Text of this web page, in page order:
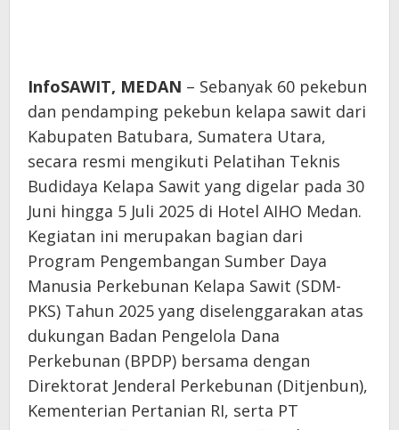
InfoSAWIT, MEDAN – Sebanyak 60 pekebun
dan pendamping pekebun kelapa sawit dari
Kabupaten Batubara, Sumatera Utara,
secara resmi mengikuti Pelatihan Teknis
Budidaya Kelapa Sawit yang digelar pada 30
Juni hingga 5 Juli 2025 di Hotel AIHO Medan.
Kegiatan ini merupakan bagian dari
Program Pengembangan Sumber Daya
Manusia Perkebunan Kelapa Sawit (SDM-
PKS) Tahun 2025 yang diselenggarakan atas
dukungan Badan Pengelola Dana
Perkebunan (BPDP) bersama dengan
Direktorat Jenderal Perkebunan (Ditjenbun),
Kementerian Pertanian RI, serta PT